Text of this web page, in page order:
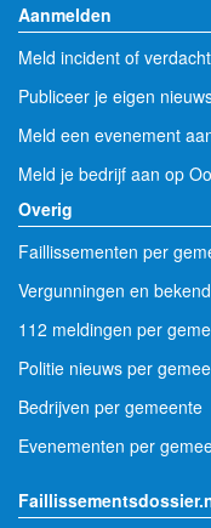
Aanmelden
Meld incident of
Publiceer je eigen
Meld een evenement
Meld je bedrijf aan op
Overig
Faillissementen per
Vergunningen en
112 meldingen per
Politie nieuws per
Bedrijven per gemeente
Evenementen per